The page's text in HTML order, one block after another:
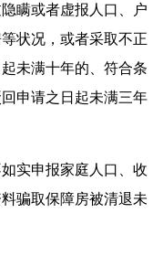
瞒或者虚报人口、户
状况，或者采取不正
未满十年的、符合条
申请之日起未满三年
实申报家庭人口、收
骗取保障房被清退未